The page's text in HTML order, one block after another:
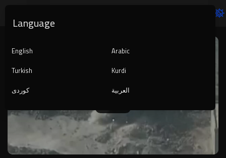
Player
Language
English
Arabic
Turkish
Kurdi
کوردی
العربية